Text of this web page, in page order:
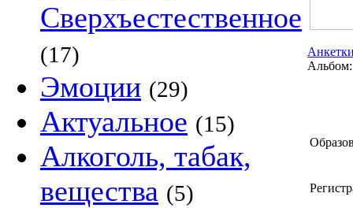
Сверхъестественное
(17)
Эмоции (29)
Актуальное (15)
Алкоголь, табак,
вещества (5)